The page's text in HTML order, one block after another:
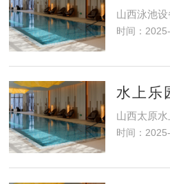
山西泳池设
时间：
水上乐
山西太原
时间：